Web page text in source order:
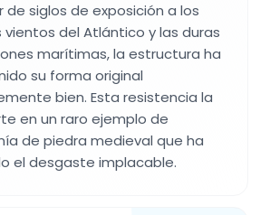
de siglos de exposición a los
del Atlántico y las duras
marítimas, la estructura ha
su forma original
bien. Esta resistencia la
en un raro ejemplo de
de piedra medieval que ha
el desgaste implacable.